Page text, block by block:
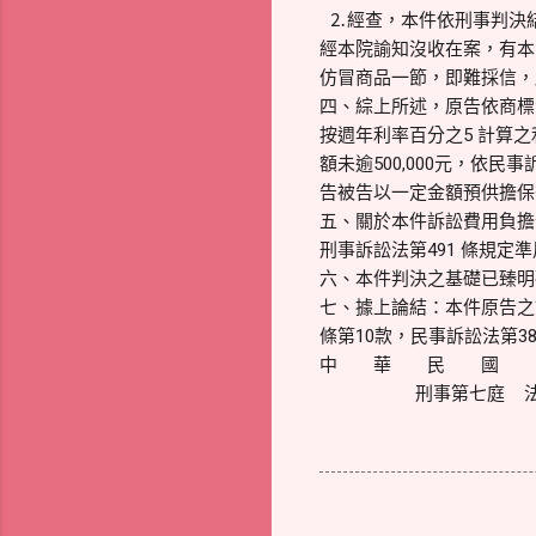
⒉經查，本件依刑事判決
經本院諭知沒收在案，有
仿冒商品一節，即難採信
四、綜上所述，原告依商
按週年利率百分之5 計算
額未逾500,000元，依民事
告被告以一定金額預供擔
五、關於本件訴訟費用負
刑事訴訟法第491 條規定
六、本件判決之基礎已臻
七、據上論結：本件原告
條第10款，民事訴訟法第
中 華 民 國
刑事第七庭 法